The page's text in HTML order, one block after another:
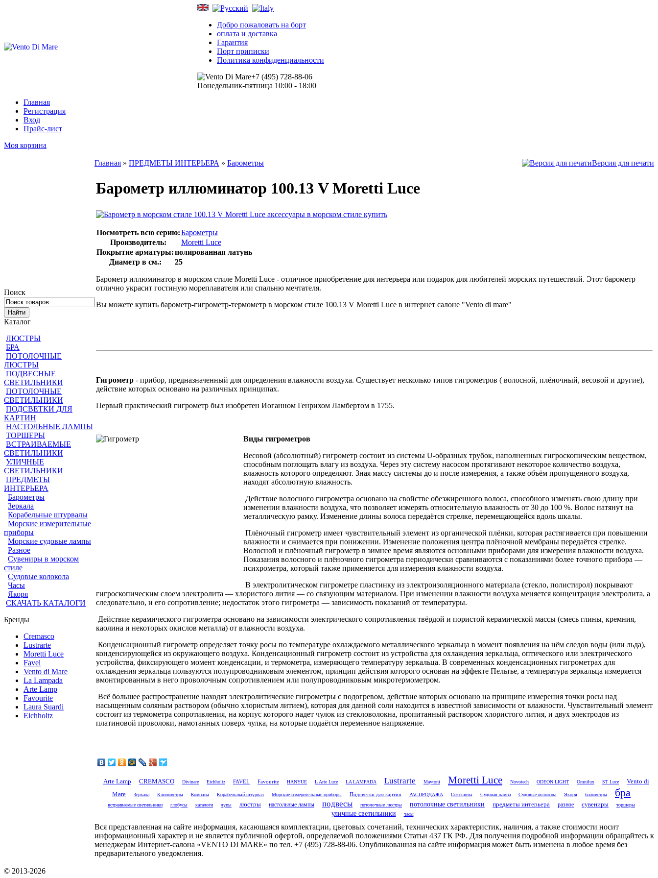
Добро пожаловать на борт
оплата и доставка
Гарантия
Порт приписки
Политика конфиденциальности
+7 (495) 728-88-06
Понедельник-пятница 10:00 - 18:00
Главная
Регистрация
Вход
Прайс-лист
Моя корзина
Поиск
Каталог
ЛЮСТРЫ
БРА
ПОТОЛОЧНЫЕ
ЛЮСТРЫ
ПОДВЕСНЫЕ
СВЕТИЛЬНИКИ
ПОТОЛОЧНЫЕ
СВЕТИЛЬНИКИ
ПОДСВЕТКИ ДЛЯ
КАРТИН
НАСТОЛЬНЫЕ ЛАМПЫ
ТОРШЕРЫ
ВСТРАИВАЕМЫЕ
СВЕТИЛЬНИКИ
УЛИЧНЫЕ
СВЕТИЛЬНИКИ
ПРЕДМЕТЫ
ИНТЕРЬЕРА
Барометры
Зеркала
Корабельные штурвалы
Морские измерительные
приборы
Морские судовые лампы
Разное
Сувениры в морском
стиле
Судовые колокола
Часы
Якоря
СКАЧАТЬ КАТАЛОГИ
Бренды
Cremasco
Lustrarte
Moretti Luce
Favel
Vento di Mare
La Lampada
Arte Lamp
Favourite
Laura Suardi
Eichholtz
Главная » ПРЕДМЕТЫ ИНТЕРЬЕРА » Барометры Версия для печати
Барометр иллюминатор 100.13 V Moretti Luce
Посмотреть всю серию:Барометры
Производитель:
Moretti Luce
Покрытие арматуры:полированная латунь
Диаметр в см.:
25
Барометр иллюминатор в морском стиле Moretti Luce - отличное приобретение для интерьера или подарок для любителей морских путешествий. Этот барометр
отлично украсит гостиную мореплавателя или спальню мечтателя.
Вы можете купить барометр-гигрометр-термометр в морском стиле 100.13 V Moretti Luce в интернет салоне "Vento di mare"
Гигрометр - прибор, предназначенный для определения влажности воздуха. Существует несколько типов гигрометров ( волосной, плёночный, весовой и другие),
действие которых основано на различных принципах.
Первый практический гигрометр был изобретен Иоганном Генрихом Ламбертом в 1755.
Виды гигрометров
Весовой (абсолютный) гигрометр состоит из системы U-образных трубок, наполненных гигроскопическим веществом,
способным поглощать влагу из воздуха. Через эту систему насосом протягивают некоторое количество воздуха,
влажность которого определяют. Зная массу системы до и после измерения, а также объём пропущенного воздуха,
находят абсолютную влажность.
Действие волосного гигрометра основано на свойстве обезжиренного волоса, способного изменять свою длину при
изменении влажности воздуха, что позволяет измерять относительную влажность от 30 до 100 %. Волос натянут на
металлическую рамку. Изменение длины волоса передаётся стрелке, перемещающейся вдоль шкалы.
Плёночный гигрометр имеет чувствительный элемент из органической плёнки, которая растягивается при повышении
влажности и сжимается при понижении. Изменение положения центра плёночной мембраны передаётся стрелке.
Волосной и плёночный гигрометр в зимнее время являются основными приборами для измерения влажности воздуха.
Показания волосного и плёночного гигрометра периодически сравниваются с показаниями более точного прибора —
психрометра, который также применяется для измерения влажности воздуха.
В электролитическом гигрометре пластинку из электроизоляционного материала (стекло, полистирол) покрывают
гигроскопическим слоем электролита — хлористого лития — со связующим материалом. При изменении влажности воздуха меняется концентрация электролита, а
следовательно, и его сопротивление; недостаток этого гигрометра — зависимость показаний от температуры.
Действие керамического гигрометра основано на зависимости электрического сопротивления твёрдой и пористой керамической массы (смесь глины, кремния,
каолина и некоторых окислов металла) от влажности воздуха.
Конденсационный гигрометр определяет точку росы по температуре охлаждаемого металлического зеркальца в момент появления на нём следов воды (или льда),
конденсирующейся из окружающего воздуха. Конденсационный гигрометр состоит из устройства для охлаждения зеркальца, оптического или электрического
устройства, фиксирующего момент конденсации, и термометра, измеряющего температуру зеркальца. В современных конденсационных гигрометрах для
охлаждения зеркальца пользуются полупроводниковым элементом, принцип действия которого основан на эффекте Пельтье, а температура зеркальца измеряется
вмонтированным в него проволочным сопротивлением или полупроводниковым микротермометром.
Всё большее распространение находят электролитические гигрометры с подогревом, действие которых основано на принципе измерения точки росы над
насыщенным соляным раствором (обычно хлористым литием), которая для данной соли находится в известной зависимости от влажности. Чувствительный элемент
состоит из термометра сопротивления, на корпус которого надет чулок из стекловолокна, пропитанный раствором хлористого лития, и двух электродов из
платиновой проволоки, намотанных поверх чулка, на которые подаётся переменное напряжение.
Arte Lamp CREMASCO Divinare Eichholtz FAVEL Favourite HANYUE L Arte Luce LA LAMPADA Lustrarte Maytoni Moretti Luce Novotech ODEON LIGHT Omnilux ST Luce
Vento di
Mare
Зеркала Клинометры Компасы Корабельный штурвал Морские измерительные приборы Подсветки для картин РАСПРОДАЖА Секстанты Судовая лампа Судовые колокола Якоря барометры бра
встраиваемые светильники глобусы каталоги лупы люстры настольные лампы подвесы потолочные люстры потолочные светильники предметы интерьера разное сувениры торшеры
уличные светильники часы
Вся представленная на сайте информация, касающаяся комплектации, цветовых сочетаний, технических характеристик, наличия, а также стоимости носит
информационный характер и не является публичной офертой, определяемой положениями Статьи 437 ГК РФ. Для получения подробной информации обращайтесь к
менеджерам Интернет-салона «VENTO DI MARE» по тел. +7 (495) 728-88-06. Опубликованная на сайте информация может быть изменена в любое время без
предварительного уведомления.
© 2013-2026